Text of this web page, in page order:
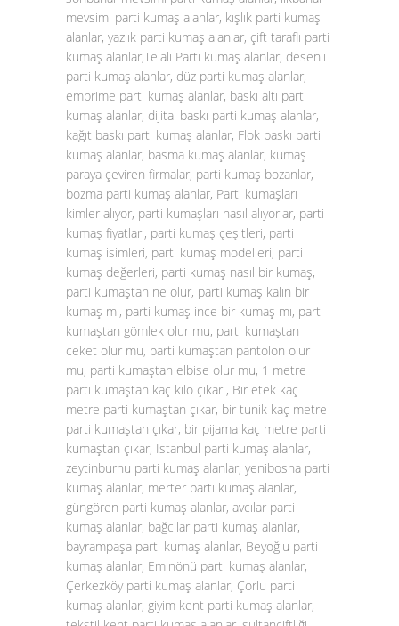
mevsimi parti kumaş alanlar, kışlık parti kumaş
alanlar, yazlık parti kumaş alanlar, çift taraflı parti
kumaş alanlar,Telalı Parti kumaş alanlar, desenli
parti kumaş alanlar, düz parti kumaş alanlar,
emprime parti kumaş alanlar, baskı altı parti
kumaş alanlar, dijital baskı parti kumaş alanlar,
kağıt baskı parti kumaş alanlar, Flok baskı parti
kumaş alanlar, basma kumaş alanlar, kumaş
paraya çeviren firmalar, parti kumaş bozanlar,
bozma parti kumaş alanlar, Parti kumaşları
kimler alıyor, parti kumaşları nasıl alıyorlar, parti
kumaş fiyatları, parti kumaş çeşitleri, parti
kumaş isimleri, parti kumaş modelleri, parti
kumaş değerleri, parti kumaş nasıl bir kumaş,
parti kumaştan ne olur, parti kumaş kalın bir
kumaş mı, parti kumaş ince bir kumaş mı, parti
kumaştan gömlek olur mu, parti kumaştan
ceket olur mu, parti kumaştan pantolon olur
mu, parti kumaştan elbise olur mu, 1 metre
parti kumaştan kaç kilo çıkar , Bir etek kaç
metre parti kumaştan çıkar, bir tunik kaç metre
parti kumaştan çıkar, bir pijama kaç metre parti
kumaştan çıkar, İstanbul parti kumaş alanlar,
zeytinburnu parti kumaş alanlar, yenibosna parti
kumaş alanlar, merter parti kumaş alanlar,
güngören parti kumaş alanlar, avcılar parti
kumaş alanlar, bağcılar parti kumaş alanlar,
bayrampaşa parti kumaş alanlar, Beyoğlu parti
kumaş alanlar, Eminönü parti kumaş alanlar,
Çerkezköy parti kumaş alanlar, Çorlu parti
kumaş alanlar, giyim kent parti kumaş alanlar,